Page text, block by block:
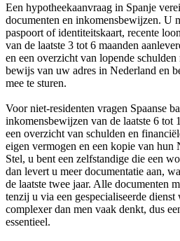
Een hypotheekaanvraag in Spanje
documenten en inkomensbewijzen. U
paspoort of identiteitskaart, recente
van de laatste 3 tot 6 maanden
en een overzicht van lopende
bewijs van uw adres in Nederland en
mee te sturen.
Voor niet-residenten vragen Spaanse
inkomensbewijzen van de laatste 6 tot
een overzicht van schulden en
eigen vermogen en een kopie van hun
Stel, u bent een zelfstandige die een
dan levert u meer documentatie aan,
de laatste twee jaar. Alle documenten
tenzij u via een gespecialiseerde
complexer dan men vaak denkt, dus
essentieel.